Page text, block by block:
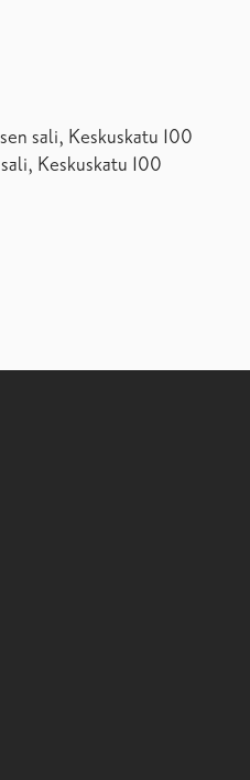
sali, Keskuskatu 100
Keskuskatu 100